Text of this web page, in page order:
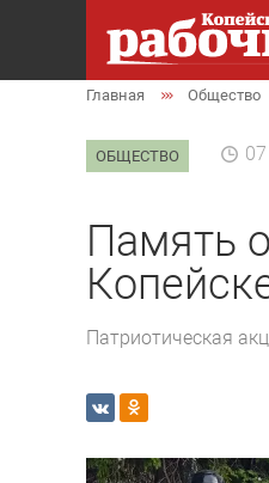
Главная Общество
ОБЩЕСТВО
Память
Патриотическая